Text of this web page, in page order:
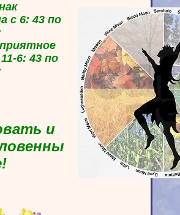
с 6: 43 по
6: 43 по
и